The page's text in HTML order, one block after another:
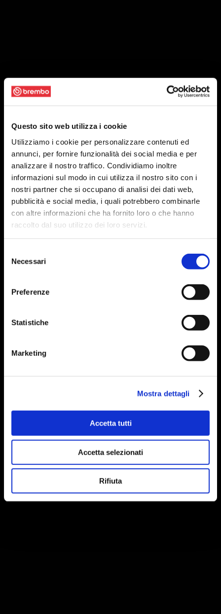
Questo sito web utilizza i cookie
Utilizziamo i cookie per personalizzare contenuti ed
annunci, per fornire funzionalità dei social media e per
analizzare il nostro traffico. Condividiamo inoltre
informazioni sul modo in cui utilizza il nostro sito con i
nostri partner che si occupano di analisi dei dati web,
pubblicità e social media, i quali potrebbero combinarle
con altre informazioni che ha fornito loro o che hanno
raccolto dal suo utilizzo dei loro servizi.
delNecessari
Preferenze
Statistiche
Marketing
Mostra dettagli
Accetta tutti
Accetta selezionati
Rifiuta